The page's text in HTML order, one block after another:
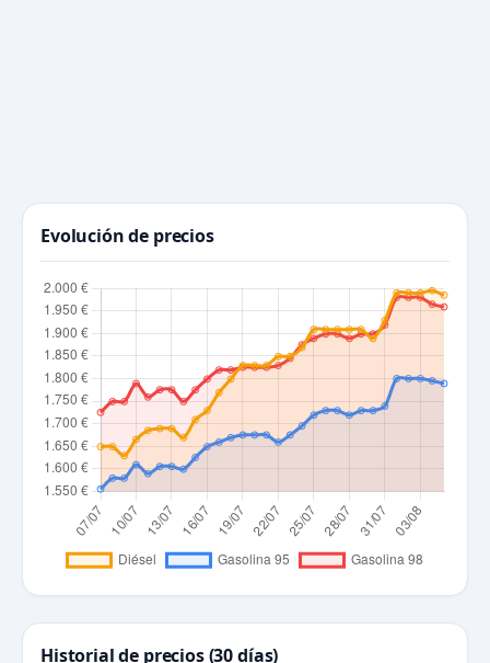
Evolución de precios
Historial de precios (30 días)